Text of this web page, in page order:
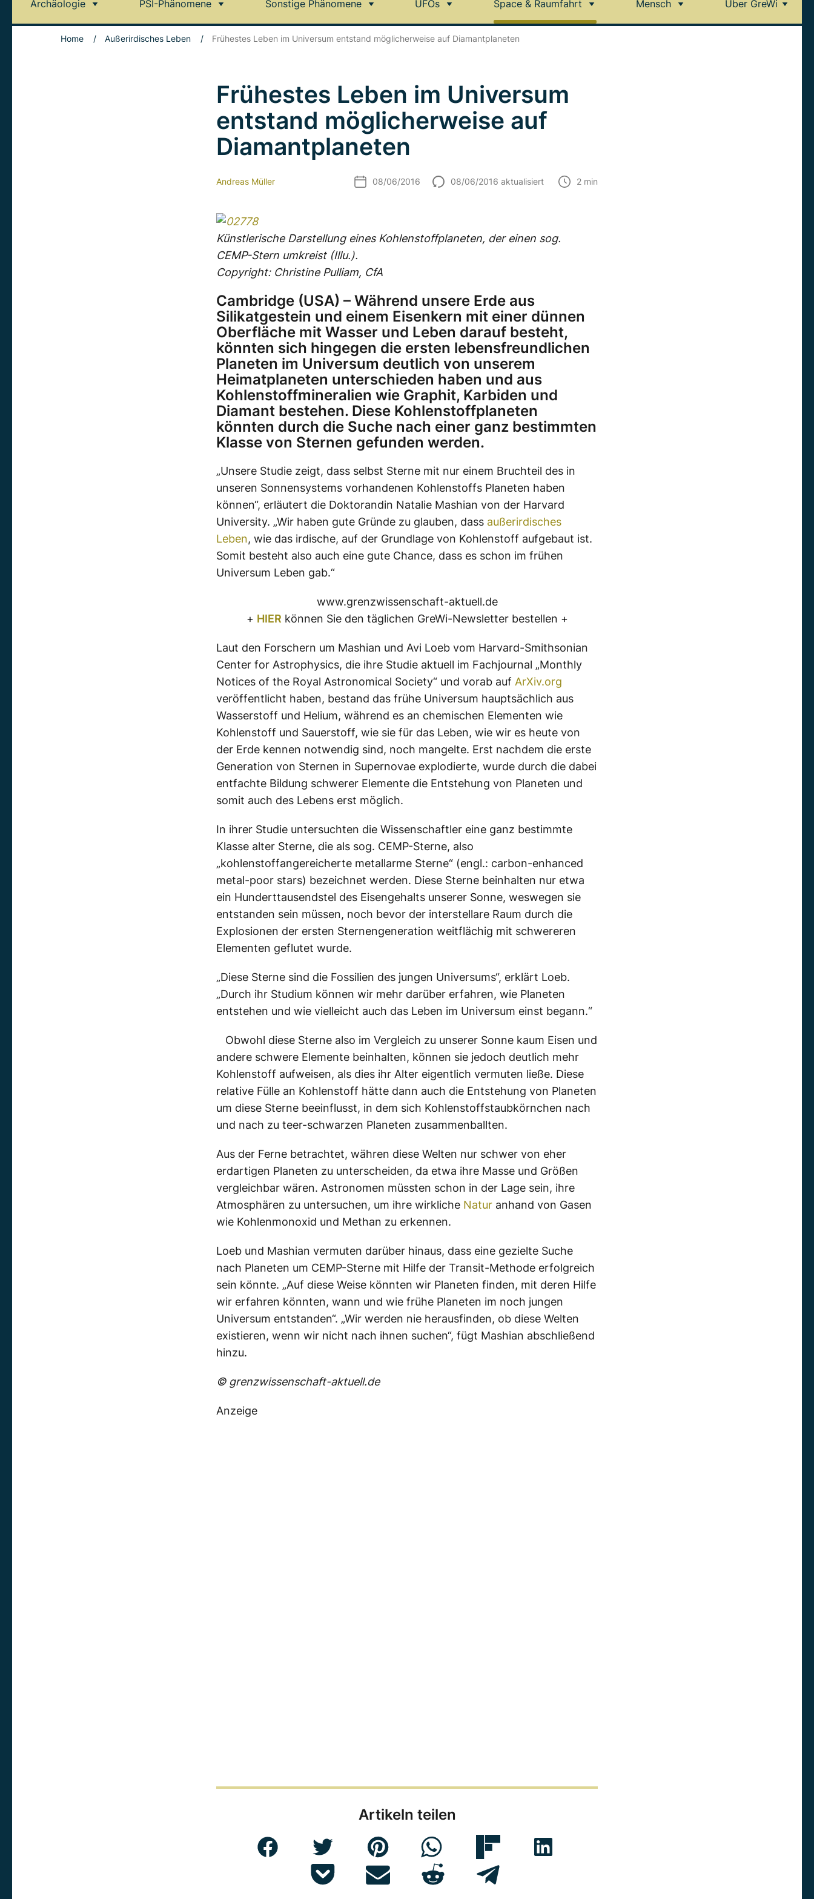
Archäologie PSI-Phänomene Sonstige Phänomene UFOs Space & Raumfahrt Mensch Über GreWi
Home / Außerirdisches Leben / Frühestes Leben im Universum entstand möglicherweise auf Diamantplaneten
Frühestes Leben im Universum
entstand möglicherweise auf
Diamantplaneten
Andreas Müller 08/06/2016 08/06/2016 aktualisiert 2 min
Künstlerische Darstellung eines Kohlenstoffplaneten, der einen sog.
CEMP-Stern umkreist (Illu.).
Copyright: Christine Pulliam, CfA
Cambridge (USA) – Während unsere Erde aus
Silikatgestein und einem Eisenkern mit einer dünnen
Oberfläche mit Wasser und Leben darauf besteht,
könnten sich hingegen die ersten lebensfreundlichen
Planeten im Universum deutlich von unserem
Heimatplaneten unterschieden haben und aus
Kohlenstoffmineralien wie Graphit, Karbiden und
Diamant bestehen. Diese Kohlenstoffplaneten
könnten durch die Suche nach einer ganz bestimmten
Klasse von Sternen gefunden werden.
„Unsere Studie zeigt, dass selbst Sterne mit nur einem Bruchteil des in
unseren Sonnensystems vorhandenen Kohlenstoffs Planeten haben
können“, erläutert die Doktorandin Natalie Mashian von der Harvard
University. „Wir haben gute Gründe zu glauben, dass außerirdisches
Leben, wie das irdische, auf der Grundlage von Kohlenstoff aufgebaut ist.
Somit besteht also auch eine gute Chance, dass es schon im frühen
Universum Leben gab.“
www.grenzwissenschaft-aktuell.de
+ HIER können Sie den täglichen GreWi-Newsletter bestellen +
Laut den Forschern um Mashian und Avi Loeb vom Harvard-Smithsonian
Center for Astrophysics, die ihre Studie aktuell im Fachjournal „Monthly
Notices of the Royal Astronomical Society“ und vorab auf ArXiv.org
veröffentlicht haben, bestand das frühe Universum hauptsächlich aus
Wasserstoff und Helium, während es an chemischen Elementen wie
Kohlenstoff und Sauerstoff, wie sie für das Leben, wie wir es heute von
der Erde kennen notwendig sind, noch mangelte. Erst nachdem die erste
Generation von Sternen in Supernovae explodierte, wurde durch die dabei
entfachte Bildung schwerer Elemente die Entstehung von Planeten und
somit auch des Lebens erst möglich.
In ihrer Studie untersuchten die Wissenschaftler eine ganz bestimmte
Klasse alter Sterne, die als sog. CEMP-Sterne, also
„kohlenstoffangereicherte metallarme Sterne“ (engl.: carbon-enhanced
metal-poor stars) bezeichnet werden. Diese Sterne beinhalten nur etwa
ein Hunderttausendstel des Eisengehalts unserer Sonne, weswegen sie
entstanden sein müssen, noch bevor der interstellare Raum durch die
Explosionen der ersten Sternengeneration weitflächig mit schwereren
Elementen geflutet wurde.
„Diese Sterne sind die Fossilien des jungen Universums“, erklärt Loeb.
„Durch ihr Studium können wir mehr darüber erfahren, wie Planeten
entstehen und wie vielleicht auch das Leben im Universum einst begann.“
Obwohl diese Sterne also im Vergleich zu unserer Sonne kaum Eisen und
andere schwere Elemente beinhalten, können sie jedoch deutlich mehr
Kohlenstoff aufweisen, als dies ihr Alter eigentlich vermuten ließe. Diese
relative Fülle an Kohlenstoff hätte dann auch die Entstehung von Planeten
um diese Sterne beeinflusst, in dem sich Kohlenstoffstaubkörnchen nach
und nach zu teer-schwarzen Planeten zusammenballten.
Aus der Ferne betrachtet, währen diese Welten nur schwer von eher
erdartigen Planeten zu unterscheiden, da etwa ihre Masse und Größen
vergleichbar wären. Astronomen müssten schon in der Lage sein, ihre
Atmosphären zu untersuchen, um ihre wirkliche Natur anhand von Gasen
wie Kohlenmonoxid und Methan zu erkennen.
Loeb und Mashian vermuten darüber hinaus, dass eine gezielte Suche
nach Planeten um CEMP-Sterne mit Hilfe der Transit-Methode erfolgreich
sein könnte. „Auf diese Weise könnten wir Planeten finden, mit deren Hilfe
wir erfahren könnten, wann und wie frühe Planeten im noch jungen
Universum entstanden“. „Wir werden nie herausfinden, ob diese Welten
existieren, wenn wir nicht nach ihnen suchen“, fügt Mashian abschließend
hinzu.
© grenzwissenschaft-aktuell.de
Anzeige
Artikeln teilen